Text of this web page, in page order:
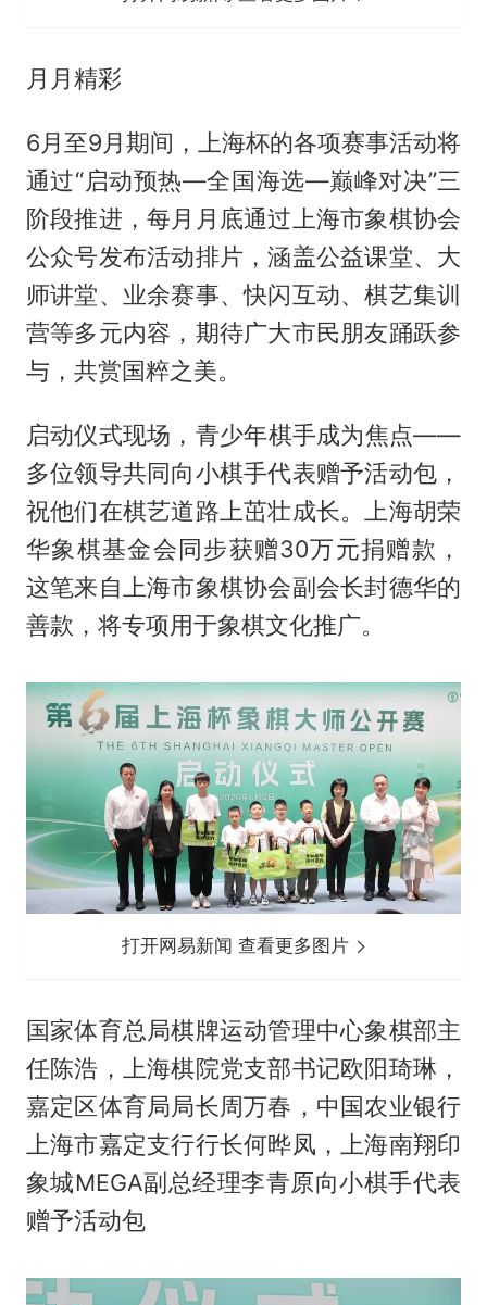
月月精彩
6月至9月期间，上海杯的各项赛事活动将
通过“启动预热—全国海选—巅峰对决”三
阶段推进，每月月底通过上海市象棋协会
公众号发布活动排片，涵盖公益课堂、大
师讲堂、业余赛事、快闪互动、棋艺集训
营等多元内容，期待广大市民朋友踊跃参
与，共赏国粹之美。
启动仪式现场，青少年棋手成为焦点——
多位领导共同向小棋手代表赠予活动包，
祝他们在棋艺道路上茁壮成长。上海胡荣
华象棋基金会同步获赠30万元捐赠款，
这笔来自上海市象棋协会副会长封德华的
善款，将专项用于象棋文化推广。
打开网易新闻 查看更多图片
国家体育总局棋牌运动管理中心象棋部主
任陈浩，上海棋院党支部书记欧阳琦琳，
嘉定区体育局局长周万春，中国农业银行
上海市嘉定支行行长何晔凤，上海南翔印
象城MEGA副总经理李青原向小棋手代表
赠予活动包